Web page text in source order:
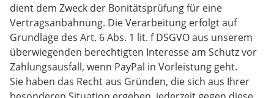
dient dem Zweck der Bonitätsprüfung für eine
Vertragsanbahnung. Die Verarbeitung erfolgt auf
Grundlage des Art. 6 Abs. 1 lit. f DSGVO aus unserem
überwiegenden berechtigten Interesse am Schutz vor
Zahlungsausfall, wenn PayPal in Vorleistung geht.
Sie haben das Recht aus Gründen, die sich aus Ihrer